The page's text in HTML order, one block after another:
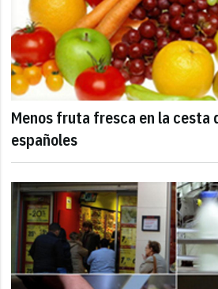
Menos fruta fresca en la cesta
españoles